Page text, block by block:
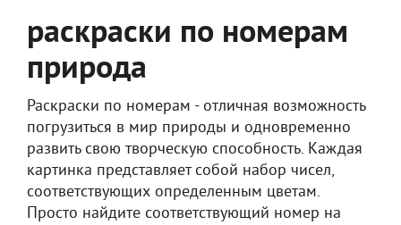
раскраски по номерам
природа
Раскраски по номерам - отличная возможность
погрузиться в мир природы и одновременно
развить свою творческую способность. Каждая
картинка представляет собой набор чисел,
соответствующих определенным цветам.
Просто найдите соответствующий номер на